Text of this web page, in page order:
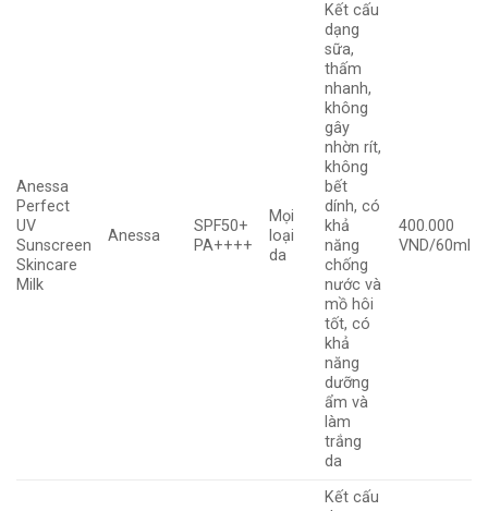
Anessa
Perfect
UV
Sunscreen
Skincare
Milk
Anessa
SPF50+
PA++++
Mọi
loại
da
Kết cấu
dạng
sữa,
thấm
nhanh,
không
gây
nhờn rít,
không
bết
dính, có
khả
năng
chống
nước và
mồ hôi
tốt, có
khả
năng
dưỡng
ẩm và
làm
trắng
da
400.000
VND/60ml
Kết cấu